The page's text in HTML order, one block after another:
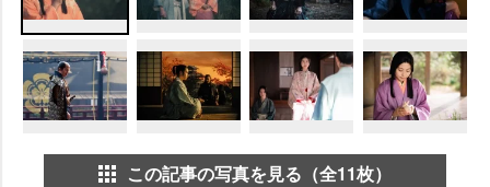
この記事の写真を見る（全11枚）